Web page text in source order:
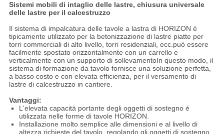
Sistemi mobili di intaglio delle lastre, chiusura universale
delle lastre per il calcestruzzo
Il sistema di impalcatura delle tavole a lastra di HORIZON è
tipicamente utilizzato per la betonizzazione di lastre piatte per
torri commerciali di alto livello, torri residenziali, ecc.può essere
facilmente spostato orizzontalmente con un carrello e
verticalmente con un supporto di sollevamentoIn questo modo, il
sistema di formazione da tavolo fornisce una soluzione perfetta,
a basso costo e con elevata efficienza, per il versamento di
lastre di calcestruzzo in cantiere.
Vantaggi:
L'elevata capacità portante degli oggetti di sostegno è
utilizzata nelle forme di tavole HORIZON.
Installazione molto semplice alle dimensioni e al livello di
altezza richieste del tavolo, regolando gli oggetti di sostegno.